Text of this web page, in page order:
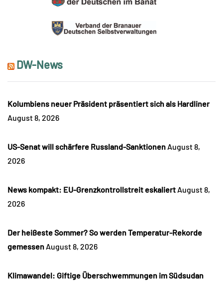
DW-News
Kolumbiens neuer Präsident präsentiert sich als Hardliner
August 8, 2026
US-Senat will schärfere Russland-Sanktionen August 8,
2026
News kompakt: EU-Grenzkontrollstreit eskaliert August 8,
2026
Der heißeste Sommer? So werden Temperatur-Rekorde
gemessen August 8, 2026
Klimawandel: Giftige Überschwemmungen im Südsudan